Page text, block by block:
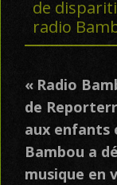
de
radio
« Radio
de
aux enfants
Bambou a
musique en